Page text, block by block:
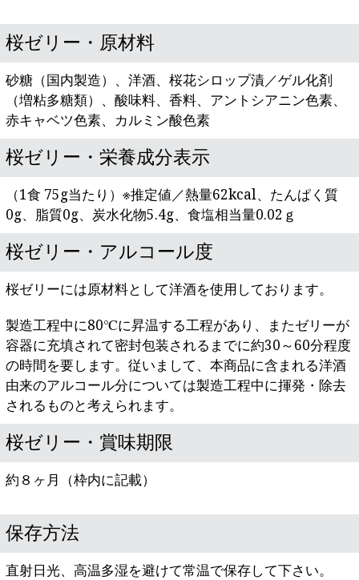
桜ゼリー・原材料
砂糖（国内製造）、洋酒、桜花シロップ漬／ゲル化剤
（増粘多糖類）、酸味料、香料、アントシアニン色素、
赤キャベツ色素、カルミン酸色素
桜ゼリー・栄養成分表示
（1食 75g当たり）※推定値／熱量62kcal、たんぱく質
0g、脂質0g、炭水化物5.4g、食塩相当量0.02ｇ
桜ゼリー・アルコール度
桜ゼリーには原材料として洋酒を使用しております。
製造工程中に80℃に昇温する工程があり、またゼリーが
容器に充填されて密封包装されるまでに約30～60分程度
の時間を要します。従いまして、本商品に含まれる洋酒
由来のアルコール分については製造工程中に揮発・除去
されるものと考えられます。
桜ゼリー・賞味期限
約８ヶ月（枠内に記載）
保存方法
直射日光、高温多湿を避けて常温で保存して下さい。